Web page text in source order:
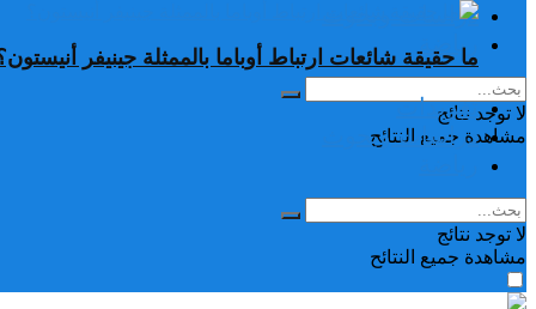
دراسات وبحوث
رياضة
لا توجد نتائج
مشاهدة جميع النتائح
ما حقيقة شائعات ارتباط أوباما بالممثلة جينيفر
تغريدات
دراسات وبحوث
لا توجد نتائج
مشاهدة جميع النتائح